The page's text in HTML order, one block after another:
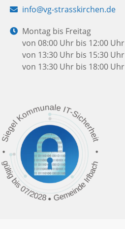
E- info@vg-strasskirchen.de
Öffnungszeiten:
Montag bis Freitag
von 08:00 Uhr bis 12:00 Uhr
von 13:30 Uhr bis 15:30 Uhr
von 13:30 Uhr bis 18:00 Uhr